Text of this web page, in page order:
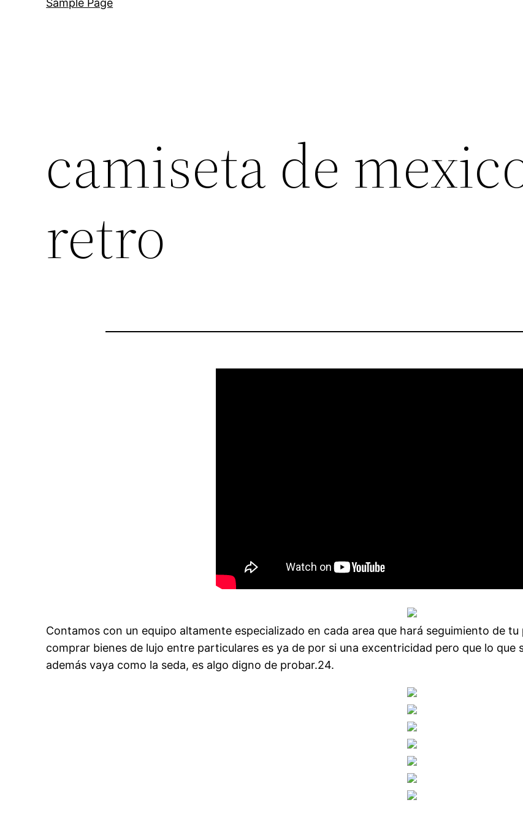
Sample Page
camiseta de
retro
Contamos con un equipo altamente especializado en cada area que hará seguimiento de
comprar bienes de lujo entre particulares es ya de por si una excentricidad pero que lo
además vaya como la seda, es algo digno de probar.24.